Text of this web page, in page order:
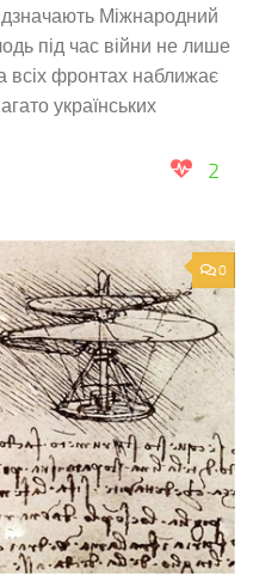
Міжнародний
під час війни не лише
всіх фронтах наближає
українських
2
0